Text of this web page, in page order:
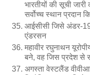
भारतीयों की सूची
सर्वोच्च स्थान प्रदान
आईसीसी जिसे अंडर-
एंडरसन
महावीर रघुनाथन
बने, वह जिस प्रदेश से
अगस्ता वेस्टलैंड